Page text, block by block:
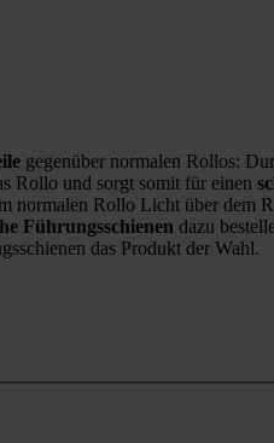
gegenüber normalen Rollos:
Rollo und sorgt somit für einen
normalen Rollo Licht über
Führungsschienen dazu
das Produkt der Wahl.